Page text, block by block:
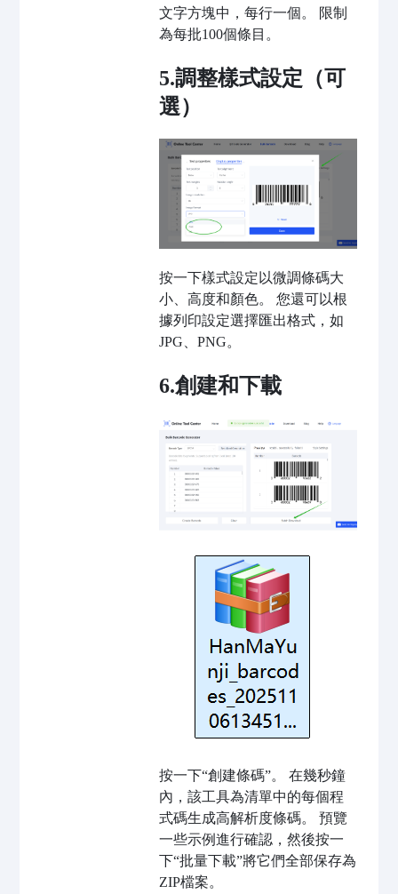
文字方塊中，每行一個。 限制
為每批100個條目。
5.調整樣式設定（可
選）
按一下樣式設定以微調條碼大
小、高度和顏色。 您還可以根
據列印設定選擇匯出格式，如
JPG、PNG。
6.創建和下載
按一下“創建條碼”。 在幾秒鐘
內，該工具為清單中的每個程
式碼生成高解析度條碼。 預覽
一些示例進行確認，然後按一
下“批量下載”將它們全部保存為
ZIP檔案。